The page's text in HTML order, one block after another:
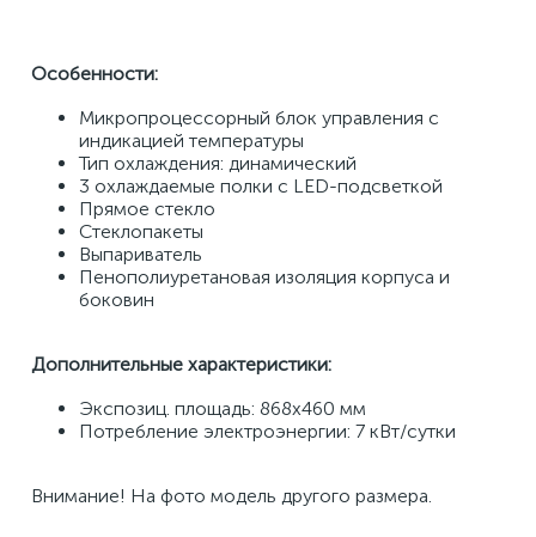
Особенности:
Микропроцессорный блок управления с
индикацией температуры
Тип охлаждения: динамический
3 охлаждаемые полки с LED-подсветкой
Прямое стекло
Стеклопакеты
Выпариватель
Пенополиуретановая изоляция корпуса и
боковин
Дополнительные характеристики:
Экспозиц. площадь: 868х460 мм
Потребление электроэнергии: 7 кВт/сутки
Внимание! На фото модель другого размера.